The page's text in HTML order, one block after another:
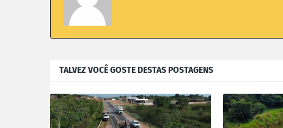
TALVEZ VOCÊ GOSTE DESTAS POSTAGENS